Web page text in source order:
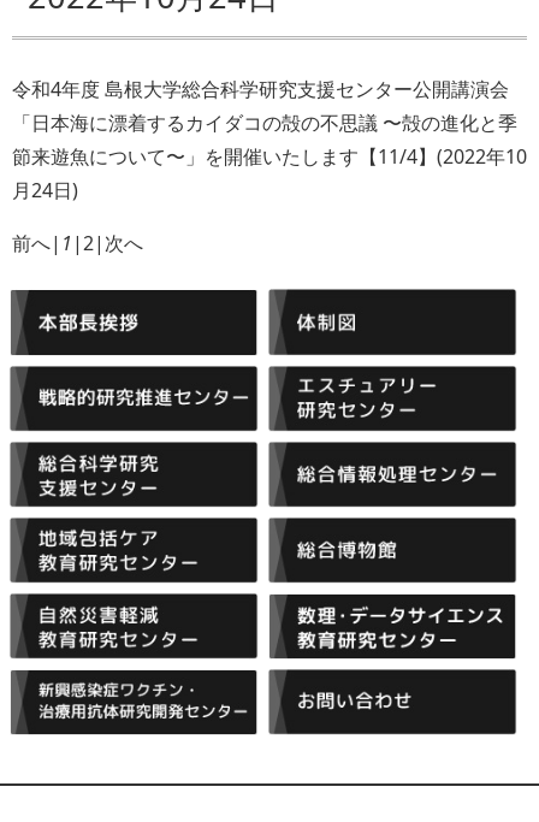
令和4年度 島根大学総合科学研究支援センター公開講演会
「日本海に漂着するカイダコの殻の不思議 〜殻の進化と季
節来遊魚について〜」を開催いたします【11/4】 (2022年10
月24日)
前へ| 1 |2|次へ